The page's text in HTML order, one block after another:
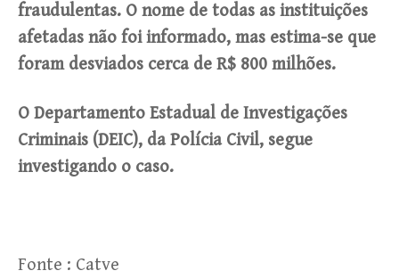
fraudulentas. O nome de todas as instituições
afetadas não foi informado, mas estima-se que
foram desviados cerca de R$ 800 milhões.
O Departamento Estadual de Investigações
Criminais (DEIC), da Polícia Civil, segue
investigando o caso.
Fonte : Catve